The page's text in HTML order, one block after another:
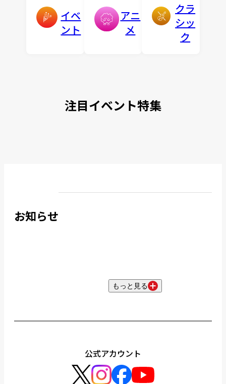
イベ
ント
アニ
メ
クラ
シッ
ク
注目イベント特集
お知らせ
もっと見る
公式アカウント